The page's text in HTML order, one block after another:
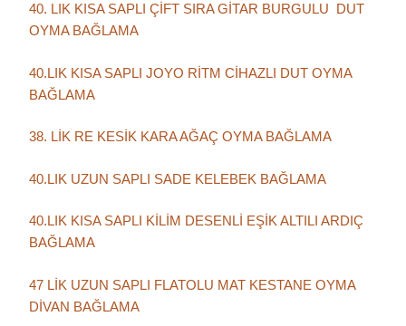
40. LIK KISA SAPLI ÇİFT SIRA GİTAR BURGULU DUT
OYMA BAĞLAMA
40.LIK KISA SAPLI JOYO RİTM CİHAZLI DUT OYMA
BAĞLAMA
38. LİK RE KESİK KARA AĞAÇ OYMA BAĞLAMA
40.LIK UZUN SAPLI SADE KELEBEK BAĞLAMA
40.LIK KISA SAPLI KİLİM DESENLİ EŞİK ALTILI ARDIÇ
BAĞLAMA
47 LİK UZUN SAPLI FLATOLU MAT KESTANE OYMA
DİVAN BAĞLAMA